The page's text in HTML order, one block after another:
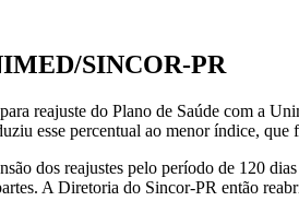
SINCOR-PR
reajuste do Plano de Saúde com a
esse percentual ao menor índice,
dos reajustes pelo período de 120
A Diretoria do Sincor-PR então